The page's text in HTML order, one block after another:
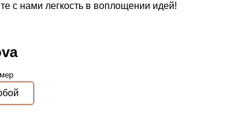
с нами легкость в воплощении идей!